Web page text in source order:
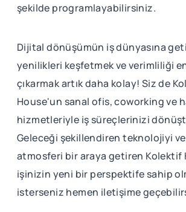
şekilde programlayabilirsiniz.
Dijital dönüşümün iş dünyasına
yenilikleri keşfetmek ve verimliliği
çıkarmak artık daha kolay! Siz de
House'un sanal ofis, coworking ve
hizmetleriyle iş süreçlerinizi
Geleceği şekillendiren teknolojiyi ve
atmosferi bir araya getiren Kolektif
işinizin yeni bir perspektife sahip
isterseniz hemen iletişime